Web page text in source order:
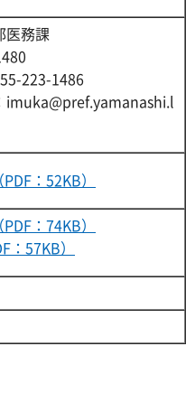
医務課
223-1486
imuka@pref.yamanashi.l
：52KB）
：74KB）
：57KB）